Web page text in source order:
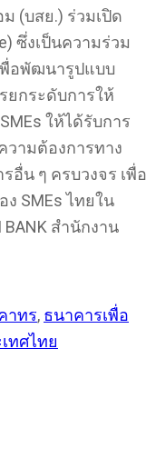
(บสย.) ร่วมเปิด
ซึ่งเป็นความร่วม
พื่อพัฒนารูปแบบ
ยกระดับการให้
ให้ได้รับการ
ามต้องการทาง
อื่น ๆ ครบวงจร เพื่อ
SMEs ไทยใน
สำนักงาน
าทร, ธนาคารเพื่อ
ทศไทย